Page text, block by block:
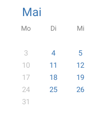
Mai
Mo Di Mi
3
4 5
10
11 12
17
18 19
24
25 26
31